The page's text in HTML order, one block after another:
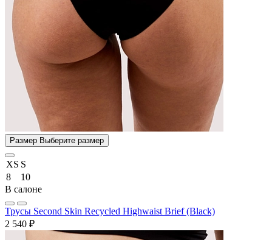
Размер Выберите размер
XS S
8
10
В салоне
Трусы Second Skin Recycled Highwaist Brief (Black)
2 540 ₽